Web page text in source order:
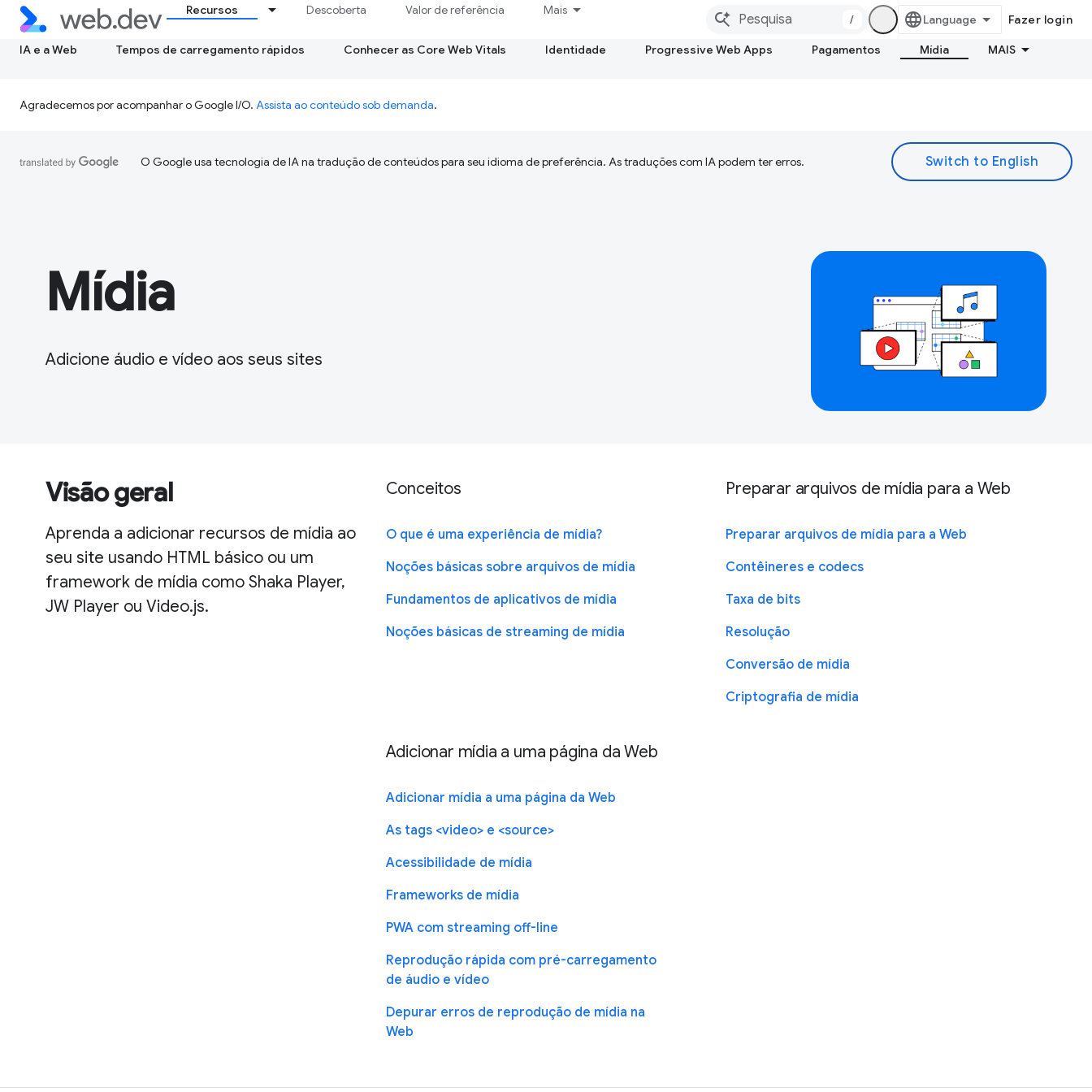
Recursos Descoberta Valor de referência Mais
/ Fazer login
IA e a Web Tempos de carregamento rápidos Conhecer as Core Web Vitals Identidade Progressive Web Apps Pagamentos Mídia MAIS
Agradecemos por acompanhar o Google I/O. Assista ao conteúdo sob demanda.
O Google usa tecnologia de IA na tradução de conteúdos para seu idioma de preferência. As traduções com IA podem ter erros.
Mídia
Adicione áudio e vídeo aos seus sites
Visão geral
Aprenda a adicionar recursos de mídia ao
seu site usando HTML básico ou um
framework de mídia como Shaka Player,
JW Player ou Video.js.
Conceitos
O que é uma experiência de mídia?
Noções básicas sobre arquivos de mídia
Fundamentos de aplicativos de mídia
Noções básicas de streaming de mídia
Preparar arquivos de mídia para a Web
Preparar arquivos de mídia para a Web
Contêineres e codecs
Taxa de bits
Resolução
Conversão de mídia
Criptografia de mídia
Adicionar mídia a uma página da Web
Adicionar mídia a uma página da Web
As tags <video> e <source>
Acessibilidade de mídia
Frameworks de mídia
PWA com streaming off-line
Reprodução rápida com pré-carregamento
de áudio e vídeo
Depurar erros de reprodução de mídia na
Web